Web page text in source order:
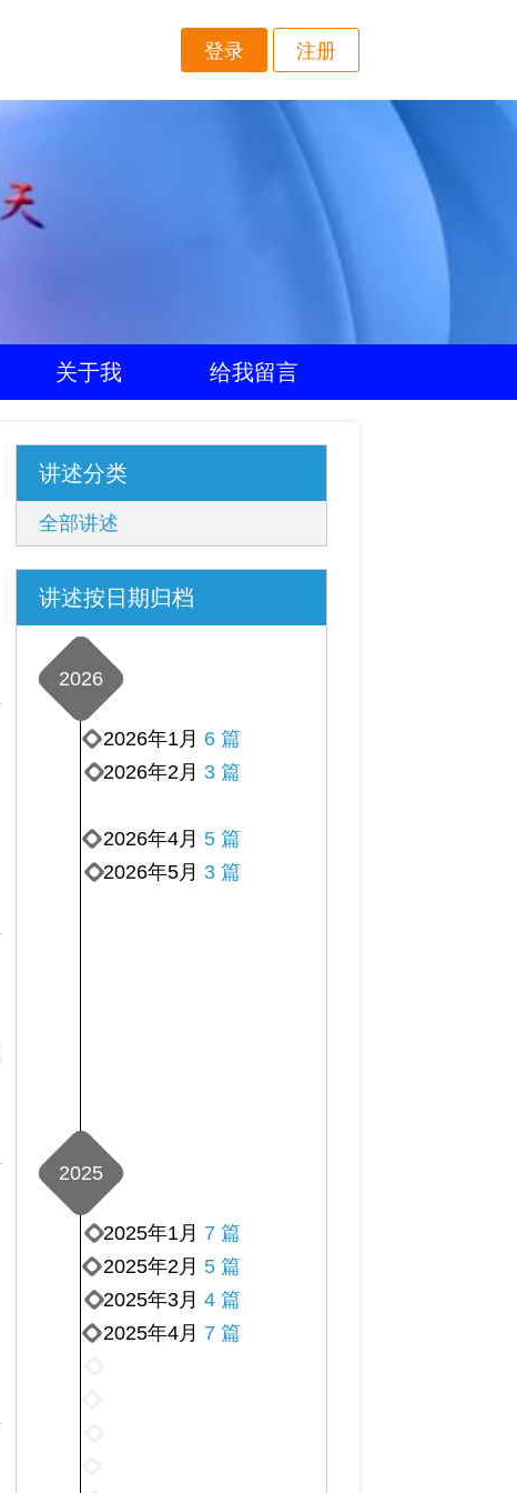
登录 注册
关于我 给我留言
讲述分类
全部讲述
讲述按日期归档
2026
2026年5月 3 篇
2026年4月 5 篇
2026年2月 3 篇
2026年1月 6 篇
2025
2025年4月 7 篇
2025年3月 4 篇
2025年2月 5 篇
2025年1月 7 篇